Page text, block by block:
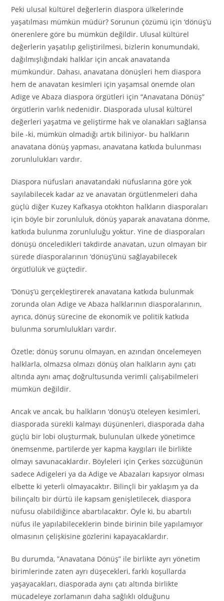
Peki ulusal kültürel değerlerin diaspora ülkelerinde
yaşatılması mümkün müdür? Sorunun çözümü için ‘dönüş’ü
önerenlere göre bu mümkün değildir. Ulusal kültürel
değerlerin yaşatılıp geliştirilmesi, bizlerin konumundaki,
dağılmışlığındaki halklar için ancak anavatanda
mümkündür. Dahası, anavatana dönüşleri hem diaspora
hem de anavatan kesimleri için yaşamsal önemde olan
Adige ve Abaza diaspora örgütleri için “Anavatana Dönüş”
örgütlerin varlık nedenidir. Diasporada ulusal kültürel
değerleri yaşatma ve geliştirme hak ve olanakları sağlansa
bile -ki, mümkün olmadığı artık biliniyor- bu halkların
anavatana dönüş yapması, anavatana katkıda bulunması
zorunlulukları vardır.
Diaspora nüfusları anavatandaki nüfuslarına göre yok
sayılabilecek kadar az ve anavatan örgütlenmeleri daha
güçlü diğer Kuzey Kafkasya otokhton halkların diasporaları
için böyle bir zorunluluk, dönüş yaparak anavatana dönme,
katkıda bulunma zorunluluğu yoktur. Yine de diasporaları
dönüşü önceledikleri takdirde anavatan, uzun olmayan bir
sürede diasporalarının ‘dönüş’ünü sağlayabilecek
örgütlülük ve güçtedir.
‘Dönüş’ü gerçekleştirerek anavatana katkıda bulunmak
zorunda olan Adige ve Abaza halklarının diasporalarının,
ayrıca, dönüş sürecine de ekonomik ve politik katkıda
bulunma sorumlulukları vardır.
Özetle; dönüş sorunu olmayan, en azından öncelemeyen
halklarla, olmazsa olmazı dönüş olan halkların aynı çatı
altında aynı amaç doğrultusunda verimli çalışabilmeleri
mümkün değildir.
Ancak ve ancak, bu halkların ‘dönüş’ü öteleyen kesimleri,
diasporada sürekli kalmayı düşünenleri, diasporada daha
güçlü bir lobi oluşturmak, bulunulan ülkede yönetimce
önemsenme, partilerde yer kapma kaygıları ile birlikte
olmayı savunacaklardır. Böyleleri için Çerkes sözcüğünün
sadece Adigeleri ya da Adige ve Abazaları kapsıyor olması
elbette ki yeterli olmayacaktır. Bilinçli bir yaklaşım ya da
bilinçaltı bir dürtü ile kapsam genişletilecek, diaspora
nüfusu olabildiğince abartılacaktır. Öyle ki, bu abartılı
nüfus ile yapılabileceklerin binde birinin bile yapılamıyor
olmasının çelişkisine gözlerini kapayacaklardır.
Bu durumda, ”Anavatana Dönüş” ile birlikte ayrı yönetim
birimlerinde zaten ayrı düşecekleri, farklı koşullarda
yaşayacakları, diasporada aynı çatı altında birlikte
mücadeleye zorlamanın daha sağlıklı olduğunu